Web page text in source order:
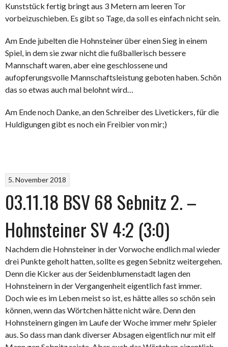
Kunststück fertig bringt aus 3 Metern am leeren Tor
vorbeizuschieben. Es gibt so Tage, da soll es einfach nicht sein.
Am Ende jubelten die Hohnsteiner über einen Sieg in einem
Spiel, in dem sie zwar nicht die fußballerisch bessere
Mannschaft waren, aber eine geschlossene und
aufopferungsvolle Mannschaftsleistung geboten haben. Schön
das so etwas auch mal belohnt wird…
Am Ende noch Danke, an den Schreiber des Livetickers, für die
Huldigungen gibt es noch ein Freibier von mir;)
5. November 2018
03.11.18 BSV 68 Sebnitz 2. –
Hohnsteiner SV 4:2 (3:0)
Nachdem die Hohnsteiner in der Vorwoche endlich mal wieder
drei Punkte geholt hatten, sollte es gegen Sebnitz weitergehen.
Denn die Kicker aus der Seidenblumenstadt lagen den
Hohnsteinern in der Vergangenheit eigentlich fast immer.
Doch wie es im Leben meist so ist, es hätte alles so schön sein
können, wenn das Wörtchen hätte nicht wäre. Denn den
Hohnsteinern gingen im Laufe der Woche immer mehr Spieler
aus. So dass man dank diverser Absagen eigentlich nur mit elf